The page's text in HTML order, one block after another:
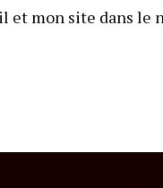
et mon site dans le